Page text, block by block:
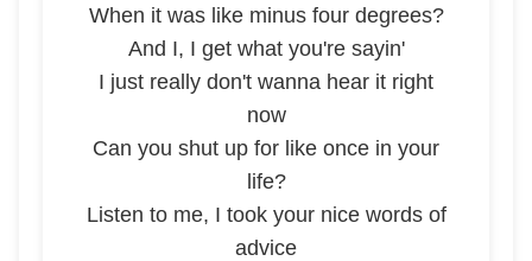
When it was like minus four degrees?
And I, I get what you're sayin'
I just really don't wanna hear it right
now
Can you shut up for like once in your
life?
Listen to me, I took your nice words of
advice